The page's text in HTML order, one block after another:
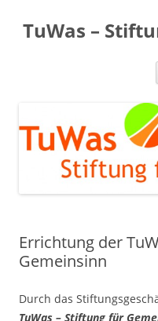
springen
TuWas –
Errichtung der
Gemeinsinn
Durch das
TuWas – Stiftung für